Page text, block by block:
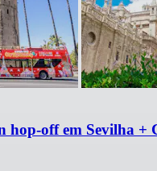
hop-off em Sevilha +